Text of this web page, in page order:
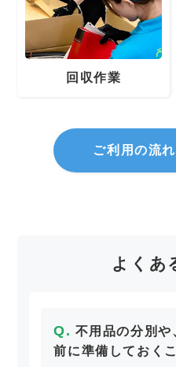
回収作業
ご利用の流
よくあ
不用品の分別や
前に準備しておく